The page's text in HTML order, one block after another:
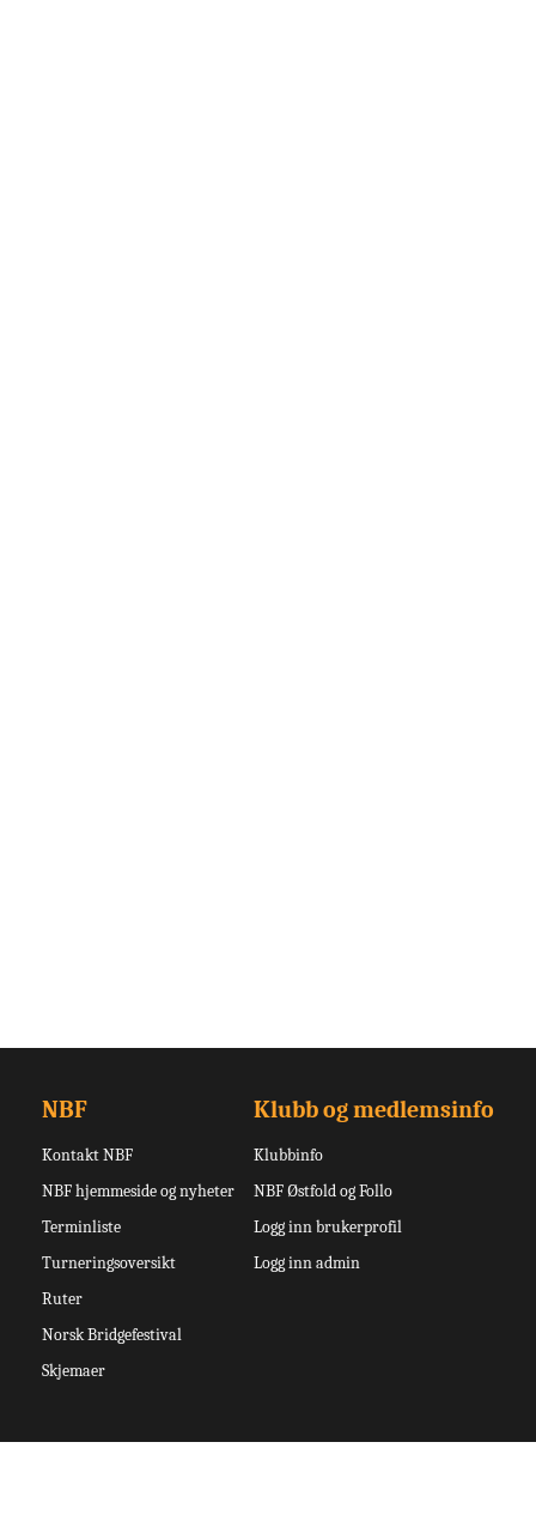
NBF
Kontakt NBF
NBF hjemmeside og nyheter
Terminliste
Turneringsoversikt
Ruter
Norsk Bridgefestival
Skjemaer
Klubb og medlemsinfo
Klubbinfo
NBF Østfold og Follo
Logg inn brukerprofil
Logg inn admin